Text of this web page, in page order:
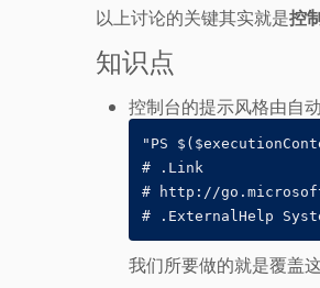
以上讨论的关键其实就是控
知识点
控制台的提示风格由自
"PS
# .Link
# http://
# .ExternalHelp
我们所要做的就是覆盖这